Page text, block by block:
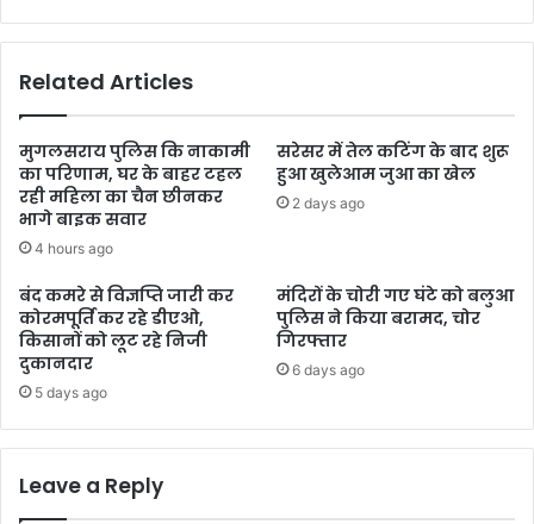
Related Articles
मुगलसराय पुलिस कि नाकामी
का परिणाम, घर के बाहर टहल
रही महिला का चैन छीनकर
भागे बाइक सवार
4 hours ago
सरेसर में तेल कटिंग के बाद शुरू
हुआ खुलेआम जुआ का खेल
2 days ago
बंद कमरे से विज्ञप्ति जारी कर
कोरमपूर्ति कर रहे डीएओ,
किसानों को लूट रहे निजी
दुकानदार
5 days ago
मंदिरों के चोरी गए घंटे को बलुआ
पुलिस ने किया बरामद, चोर
गिरफ्तार
6 days ago
Leave a Reply